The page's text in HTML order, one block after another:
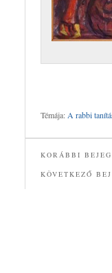
Témája: A rabbi
KORÁBBI
KÖVETKEZŐ